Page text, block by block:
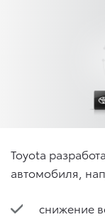
Toyota
автомобиля,
снижение